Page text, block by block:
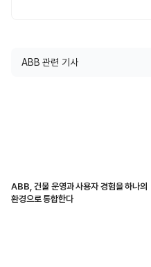
ABB 관련 기사
ABB, 건물 운영과 사용자 경험을 하나의
환경으로 통합한다